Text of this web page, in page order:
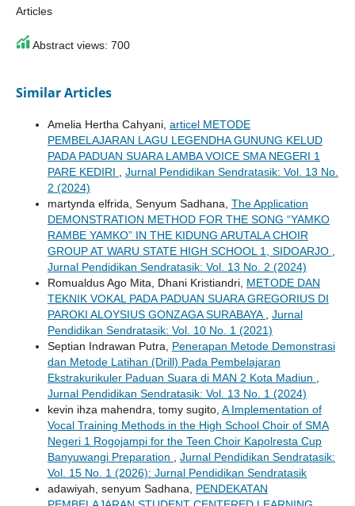
Articles
Abstract views: 700
Similar Articles
Amelia Hertha Cahyani, articel METODE
PEMBELAJARAN LAGU LEGENDHA GUNUNG KELUD
PADA PADUAN SUARA LAMBA VOICE SMA NEGERI 1
PARE KEDIRI
Jurnal Pendidikan Sendratasik: Vol. 13 No.
2 (2024)
martynda elfrida, Senyum Sadhana, The Application
DEMONSTRATION METHOD FOR THE SONG “YAMKO
RAMBE YAMKO” IN THE KIDUNG ARUTALA CHOIR
GROUP AT WARU STATE HIGH SCHOOL 1, SIDOARJO
Jurnal Pendidikan Sendratasik: Vol. 13 No. 2 (2024)
Romualdus Ago Mita, Dhani Kristiandri, METODE DAN
TEKNIK VOKAL PADA PADUAN SUARA GREGORIUS DI
PAROKI ALOYSIUS GONZAGA SURABAYA
Jurnal
Pendidikan Sendratasik: Vol. 10 No. 1 (2021)
Septian Indrawan Putra, Penerapan Metode Demonstrasi
dan Metode Latihan (Drill) Pada Pembelajaran
Ekstrakurikuler Paduan Suara di MAN 2 Kota Madiun
Jurnal Pendidikan Sendratasik: Vol. 13 No. 1 (2024)
kevin ihza mahendra, tomy sugito, A Implementation of
Vocal Training Methods in the High School Choir of SMA
Negeri 1 Rogojampi for the Teen Choir Kapolresta Cup
Banyuwangi Preparation
Jurnal Pendidikan Sendratasik:
Vol. 15 No. 1 (2026): Jurnal Pendidikan Sendratasik
adawiyah, senyum Sadhana, PENDEKATAN